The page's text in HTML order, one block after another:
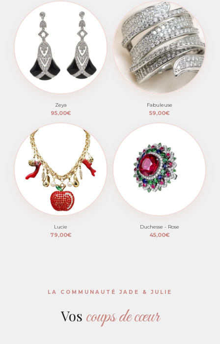
Zeya
95,00€
Fabuleuse
59,00€
Lucie
79,00€
Duchesse - Rose
45,00€
LA COMMUNAUTÉ JADE & JULIE
Vos coups de cœur